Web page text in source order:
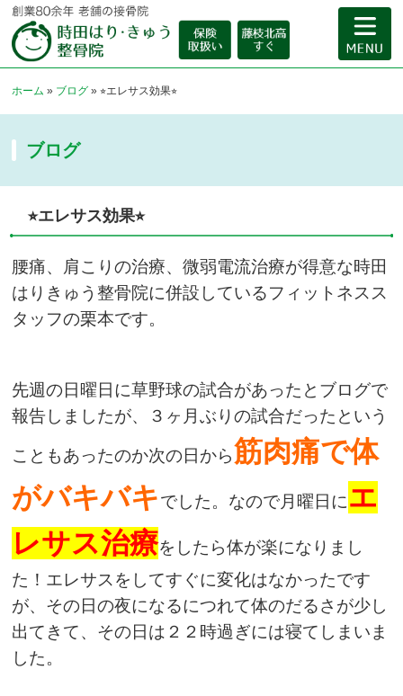
ホーム » ブログ »⭐︎エレサス効果⭐︎
ブログ
⭐︎エレサス効果⭐︎
腰痛、肩こりの治療、微弱電流治療が得意な時田
はりきゅう整骨院に併設しているフィットネスス
タッフの栗本です。
先週の日曜日に草野球の試合があったとブログで
報告しましたが、３ヶ月ぶりの試合だったという
こともあったのか次の日から筋肉痛で体
がバキバキでした。なので月曜日にエ
レサス治療をしたら体が楽になりまし
た！エレサスをしてすぐに変化はなかったです
が、その日の夜になるにつれて体のだるさが少し
出てきて、その日は２２時過ぎには寝てしまいま
した。